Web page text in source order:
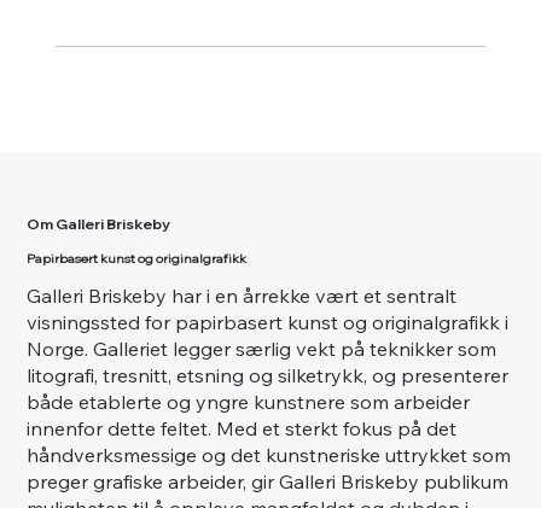
Om Galleri Briskeby
Papirbasert kunst og originalgrafikk
Galleri Briskeby har i en årrekke vært et sentralt
visningssted for papirbasert kunst og originalgrafikk i
Norge. Galleriet legger særlig vekt på teknikker som
litografi, tresnitt, etsning og silketrykk, og presenterer
både etablerte og yngre kunstnere som arbeider
innenfor dette feltet. Med et sterkt fokus på det
håndverksmessige og det kunstneriske uttrykket som
preger grafiske arbeider, gir Galleri Briskeby publikum